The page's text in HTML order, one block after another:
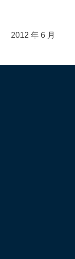
2012 年 6 月